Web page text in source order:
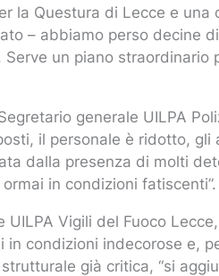
la Questura di Lecce e una
– abbiamo perso decine
un piano straordinario
generale UILPA
il personale è ridotto, gli
dalla presenza di molti
in condizioni fatiscenti”.
Vigili del Fuoco
in condizioni indecorose e,
già critica, “si